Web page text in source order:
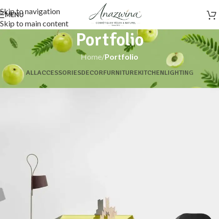
Skip to navigation
Skip to main content
MENU
Portfolio
Home/Portfolio
ALLACCESSORIESDECORFURNITUREKITCHENLIGHTING